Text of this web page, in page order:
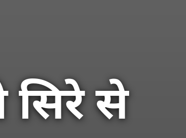
सिरे से